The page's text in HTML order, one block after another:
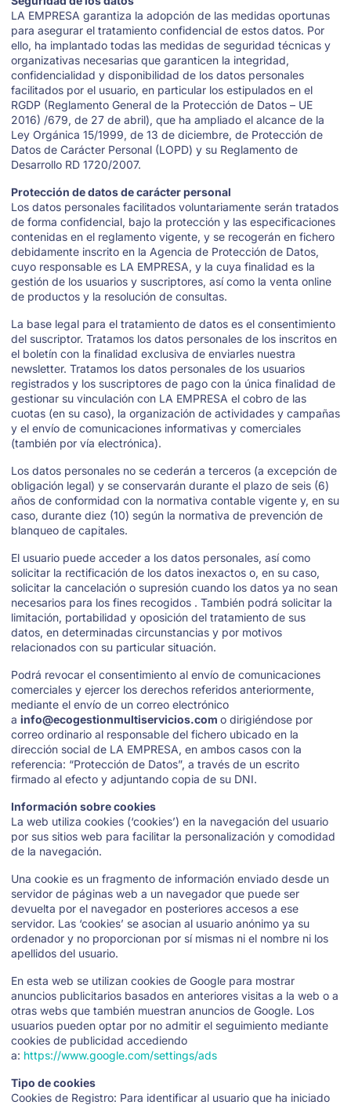
LA EMPRESA garantiza la adopción de las medidas oportunas
para asegurar el tratamiento confidencial de estos datos. Por
ello, ha implantado todas las medidas de seguridad técnicas y
organizativas necesarias que garanticen la integridad,
confidencialidad y disponibilidad de los datos personales
facilitados por el usuario, en particular los estipulados en el
RGDP (Reglamento General de la Protección de Datos – UE
2016) /679, de 27 de abril), que ha ampliado el alcance de la
Ley Orgánica 15/1999, de 13 de diciembre, de Protección de
Datos de Carácter Personal (LOPD) y su Reglamento de
Desarrollo RD 1720/2007.
Protección de datos de carácter personal
Los datos personales facilitados voluntariamente serán tratados
de forma confidencial, bajo la protección y las especificaciones
contenidas en el reglamento vigente, y se recogerán en fichero
debidamente inscrito en la Agencia de Protección de Datos,
cuyo responsable es LA EMPRESA, y la cuya finalidad es la
gestión de los usuarios y suscriptores, así como la venta online
de productos y la resolución de consultas.
La base legal para el tratamiento de datos es el consentimiento
del suscriptor. Tratamos los datos personales de los inscritos en
el boletín con la finalidad exclusiva de enviarles nuestra
newsletter. Tratamos los datos personales de los usuarios
registrados y los suscriptores de pago con la única finalidad de
gestionar su vinculación con LA EMPRESA el cobro de las
cuotas (en su caso), la organización de actividades y campañas
y el envío de comunicaciones informativas y comerciales
(también por vía electrónica).
Los datos personales no se cederán a terceros (a excepción de
obligación legal) y se conservarán durante el plazo de seis (6)
años de conformidad con la normativa contable vigente y, en su
caso, durante diez (10) según la normativa de prevención de
blanqueo de capitales.
El usuario puede acceder a los datos personales, así como
solicitar la rectificación de los datos inexactos o, en su caso,
solicitar la cancelación o supresión cuando los datos ya no sean
necesarios para los fines recogidos . También podrá solicitar la
limitación, portabilidad y oposición del tratamiento de sus
datos, en determinadas circunstancias y por motivos
relacionados con su particular situación.
Podrá revocar el consentimiento al envío de comunicaciones
comerciales y ejercer los derechos referidos anteriormente,
mediante el envío de un correo electrónico
a info@ecogestionmultiservicios.com o dirigiéndose por
correo ordinario al responsable del fichero ubicado en la
dirección social de LA EMPRESA, en ambos casos con la
referencia: “Protección de Datos”, a través de un escrito
firmado al efecto y adjuntando copia de su DNI.
Información sobre cookies
La web utiliza cookies (‘cookies’) en la navegación del usuario
por sus sitios web para facilitar la personalización y comodidad
de la navegación.
Una cookie es un fragmento de información enviado desde un
servidor de páginas web a un navegador que puede ser
devuelta por el navegador en posteriores accesos a ese
servidor. Las ‘cookies’ se asocian al usuario anónimo ya su
ordenador y no proporcionan por sí mismas ni el nombre ni los
apellidos del usuario.
En esta web se utilizan cookies de Google para mostrar
anuncios publicitarios basados en anteriores visitas a la web o a
otras webs que también muestran anuncios de Google. Los
usuarios pueden optar por no admitir el seguimiento mediante
cookies de publicidad accediendo
a: https://www.google.com/settings/ads
Tipo de cookies
Cookies de Registro: Para identificar al usuario que ha iniciado